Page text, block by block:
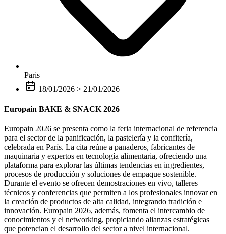
Paris
18/01/2026 > 21/01/2026
Europain BAKE & SNACK 2026
Europain 2026 se presenta como la feria internacional de referencia
para el sector de la panificación, la pastelería y la confitería,
celebrada en París. La cita reúne a panaderos, fabricantes de
maquinaria y expertos en tecnología alimentaria, ofreciendo una
plataforma para explorar las últimas tendencias en ingredientes,
procesos de producción y soluciones de empaque sostenible.
Durante el evento se ofrecen demostraciones en vivo, talleres
técnicos y conferencias que permiten a los profesionales innovar en
la creación de productos de alta calidad, integrando tradición e
innovación. Europain 2026, además, fomenta el intercambio de
conocimientos y el networking, propiciando alianzas estratégicas
que potencian el desarrollo del sector a nivel internacional.